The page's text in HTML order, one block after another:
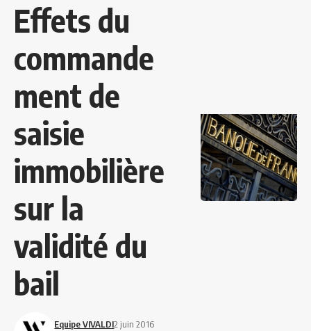
Effets du
commande
ment de
saisie
immobilière
sur la
validité du
bail
Equipe VIVALDI2 juin 2016